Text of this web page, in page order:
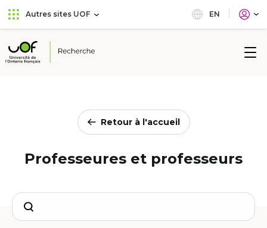
Aller
au
principal
Passer
au
Autres sites UOF EN
Université
Retour à l'accueil
Professeures et professeurs
Search